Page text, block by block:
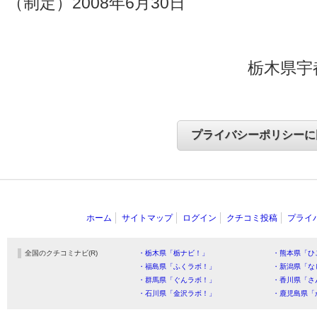
栃木県
ホーム サイトマップ ログイン クチコミ投稿 プライ
全国のクチコミナビ(R) ・栃木県「栃ナビ！」
・熊本県「
・福島県「ふくラボ！」
・新潟県「
・群馬県「ぐんラボ！」
・香川県「
・石川県「金沢ラボ！」
・鹿児島県